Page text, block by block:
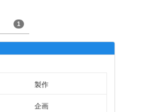
1
製作
企画